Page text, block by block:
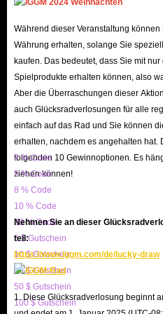
Wenn Sie die
voll ausschöpfen und einen
möchten, schauen Sie im
vorbei! Wir bieten große
Ihnen definitiv viel mühsame
Dark December Überblick
Dark-Fantasy-ARPG und die
Undecember
Perspektive bietet das Spiel
. Es unterstützt ein
Anpassung und legt Wert auf
Gameplay statt auf 'Pay-to-
und Mobilgeräte verfügbar
plattformübergreifenden
Während dieser Veranstaltung
Währung erhalten, solange Sie
kaufen. Das bedeutet, dass Sie mit
Spielprodukte erhalten können, also
Aber die Überraschungen dieser
auch Glücksradverlosungen für alle
einfach auf das Rad und Sie können
erhalten, nachdem es angehalten hat.
folgenden 10 Gewinnoptionen. Es
ziehen können!
3 % Code
5 % Code
8 % Code
10 % Code
20 % Code
5 $ Gutschein
10 $ Gutschein
20 $ Gutschein
50 $ Gutschein
100 $ Gutschein
Nehmen Sie an dieser
teil:
https://www.iggm.com/de/lucky-draw
1. Diese Glücksradverlosung beginnt